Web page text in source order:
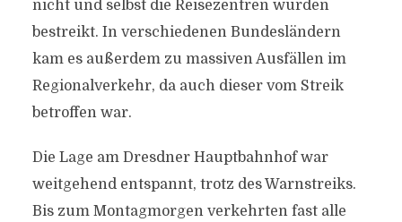
nicht und selbst die Reisezentren wurden
bestreikt. In verschiedenen Bundesländern
kam es außerdem zu massiven Ausfällen im
Regionalverkehr, da auch dieser vom Streik
betroffen war.
Die Lage am Dresdner Hauptbahnhof war
weitgehend entspannt, trotz des Warnstreiks.
Bis zum Montagmorgen verkehrten fast alle